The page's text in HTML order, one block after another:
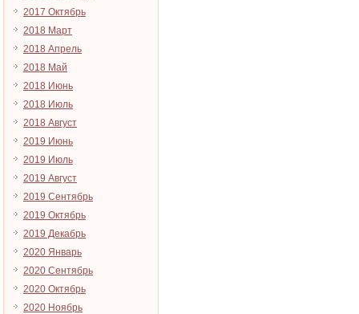
2017 Октябрь
2018 Март
2018 Апрель
2018 Май
2018 Июнь
2018 Июль
2018 Август
2019 Июнь
2019 Июль
2019 Август
2019 Сентябрь
2019 Октябрь
2019 Декабрь
2020 Январь
2020 Сентябрь
2020 Октябрь
2020 Ноябрь